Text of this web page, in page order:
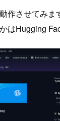
作させてみま
はHugging